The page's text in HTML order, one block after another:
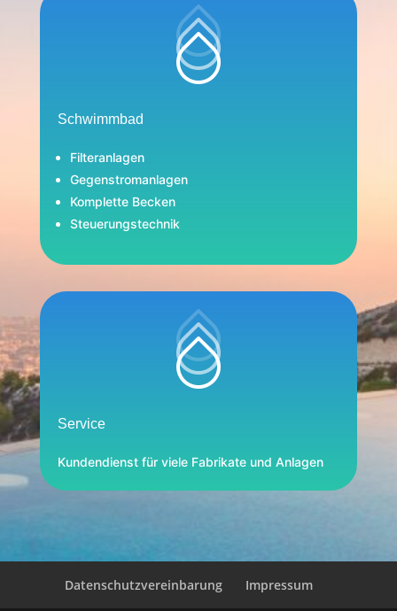
Schwimmbad
Filteranlagen
Gegenstromanlagen
Komplette Becken
Steuerungstechnik
Service
Kundendienst für viele Fabrikate und Anlagen
Datenschutzvereinbarung Impressum